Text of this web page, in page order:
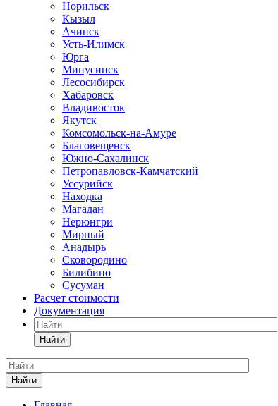
Норильск
Кызыл
Ачинск
Усть-Илимск
Юрга
Минусинск
Лесосибирск
Хабаровск
Владивосток
Якутск
Комсомольск-на-Амуре
Благовещенск
Южно-Сахалинск
Петропавловск-Камчатский
Уссурийск
Находка
Магадан
Нерюнгри
Мирный
Анадырь
Сковородино
Билибино
Сусуман
Расчет стоимости
Документация
Найти
Найти